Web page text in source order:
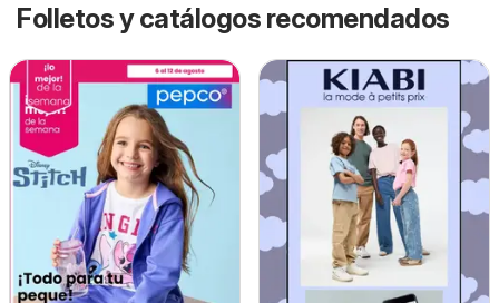
Folletos y catálogos recomendados